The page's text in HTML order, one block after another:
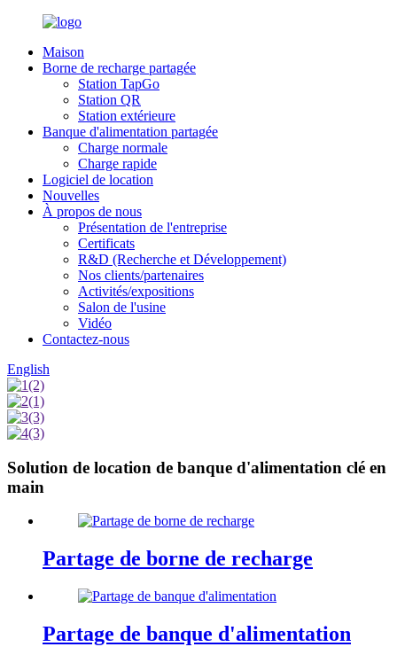
Maison
Borne de recharge partagée
Station TapGo
Station QR
Station extérieure
Banque d'alimentation partagée
Charge normale
Charge rapide
Logiciel de location
Nouvelles
À propos de nous
Présentation de l'entreprise
Certificats
R&D (Recherche et Développement)
Nos clients/partenaires
Activités/expositions
Salon de l'usine
Vidéo
Contactez-nous
English
Solution de location de banque d'alimentation clé en
main
Partage de borne de recharge
Partage de banque d'alimentation